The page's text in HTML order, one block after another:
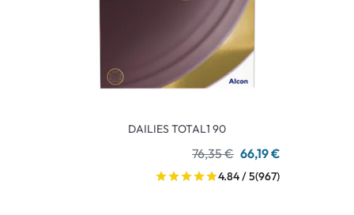
DAILIES TOTAL1 90
76,35 € 66,19 €
4.84 / 5(967)